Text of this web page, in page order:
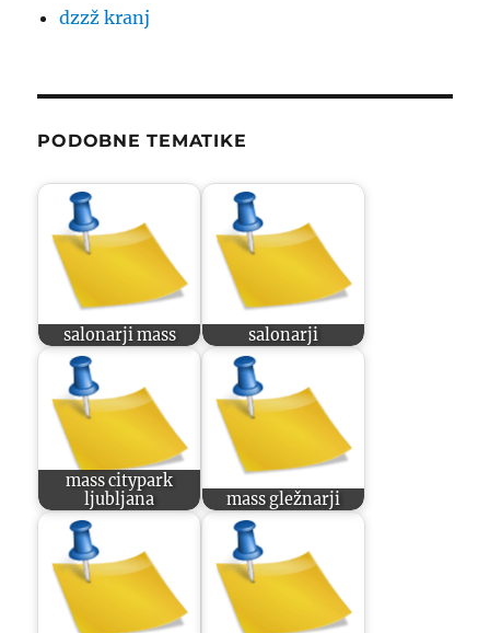
dzzž kranj
PODOBNE TEMATIKE
salonarji mass salonarji
mass citypark
ljubljana
mass gležnarji